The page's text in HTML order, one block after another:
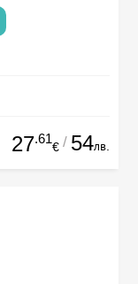
27.61
€ / 54лв.